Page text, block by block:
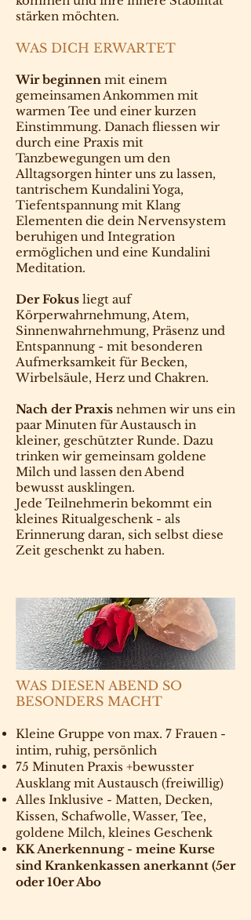
stärken möchten.
WAS DICH ERWARTET
Wir beginnen mit einem
gemeinsamen Ankommen mit
warmen Tee und einer kurzen
Einstimmung. Danach fliessen wir
durch eine Praxis mit
Tanzbewegungen um den
Alltagsorgen hinter uns zu lassen,
tantrischem Kundalini Yoga,
Tiefentspannung mit Klang
Elementen die dein Nervensystem
beruhigen und Integration
ermöglichen und eine Kundalini
Meditation.
Der Fokus liegt auf
Körperwahrnehmung, Atem,
Sinnenwahrnehmung, Präsenz und
Entspannung - mit besonderen
Aufmerksamkeit für Becken,
Wirbelsäule, Herz und Chakren.
Nach der Praxis nehmen wir uns ein
paar Minuten für Austausch in
kleiner, geschützter Runde. Dazu
trinken wir gemeinsam goldene
Milch und lassen den Abend
bewusst ausklingen.
Jede Teilnehmerin bekommt ein
kleines Ritualgeschenk - als
Erinnerung daran, sich selbst diese
Zeit geschenkt zu haben.
WAS DIESEN ABEND SO
BESONDERS MACHT
Kleine Gruppe von max. 7 Frauen -
intim, ruhig, persönlich
75 Minuten Praxis +bewusster
Ausklang mit Austausch (freiwillig)
Alles Inklusive - Matten, Decken,
Kissen, Schafwolle, Wasser, Tee,
goldene Milch, kleines Geschenk
KK Anerkennung - meine Kurse
sind Krankenkassen anerkannt (5er
oder 10er Abo